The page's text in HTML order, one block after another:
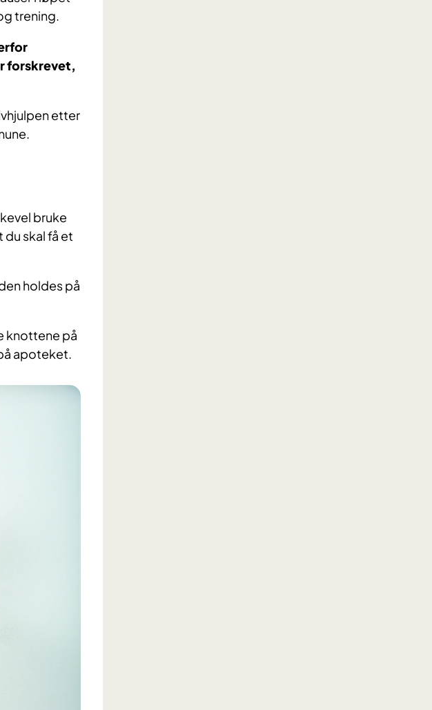
trening.
forskrevet,
etter
bruke
du skal få et
holdes på
knottene på
apoteket.